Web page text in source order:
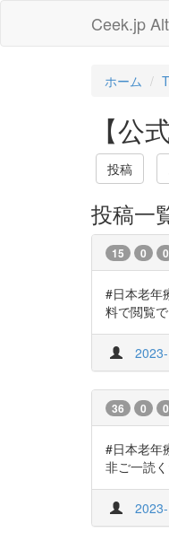
Ceek.jp
ホーム
【公
投稿
投稿一
15 0 0
#日本老年
料で閲覧
36 0 0
#日本老年
非ご一読